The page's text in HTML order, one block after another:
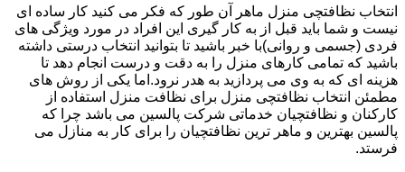
انتخاب نظافتچی منزل ماهر آن طور که فکر می کنید کار ساده ای
نیست و شما باید قبل از به کار گیری این افراد در مورد ویژگی های
فردی (جسمی و روانی)با خبر باشید تا بتوانید انتخاب درستی داشته
باشید که تمامی کارهای منزل را به دقت و درست انجام دهد تا
هزینه ای که به وی می پردازید به هدر نرود.اما یکی از روش های
مطمئن انتخاب نظافتچی منزل برای نظافت منزل استفاده از
کارکنان و نظافتچیان خدماتی شرکت پالسین می باشد چرا که
پالسین بهترین و ماهر ترین نظافتچیان را برای کار به منازل می
فرستد.